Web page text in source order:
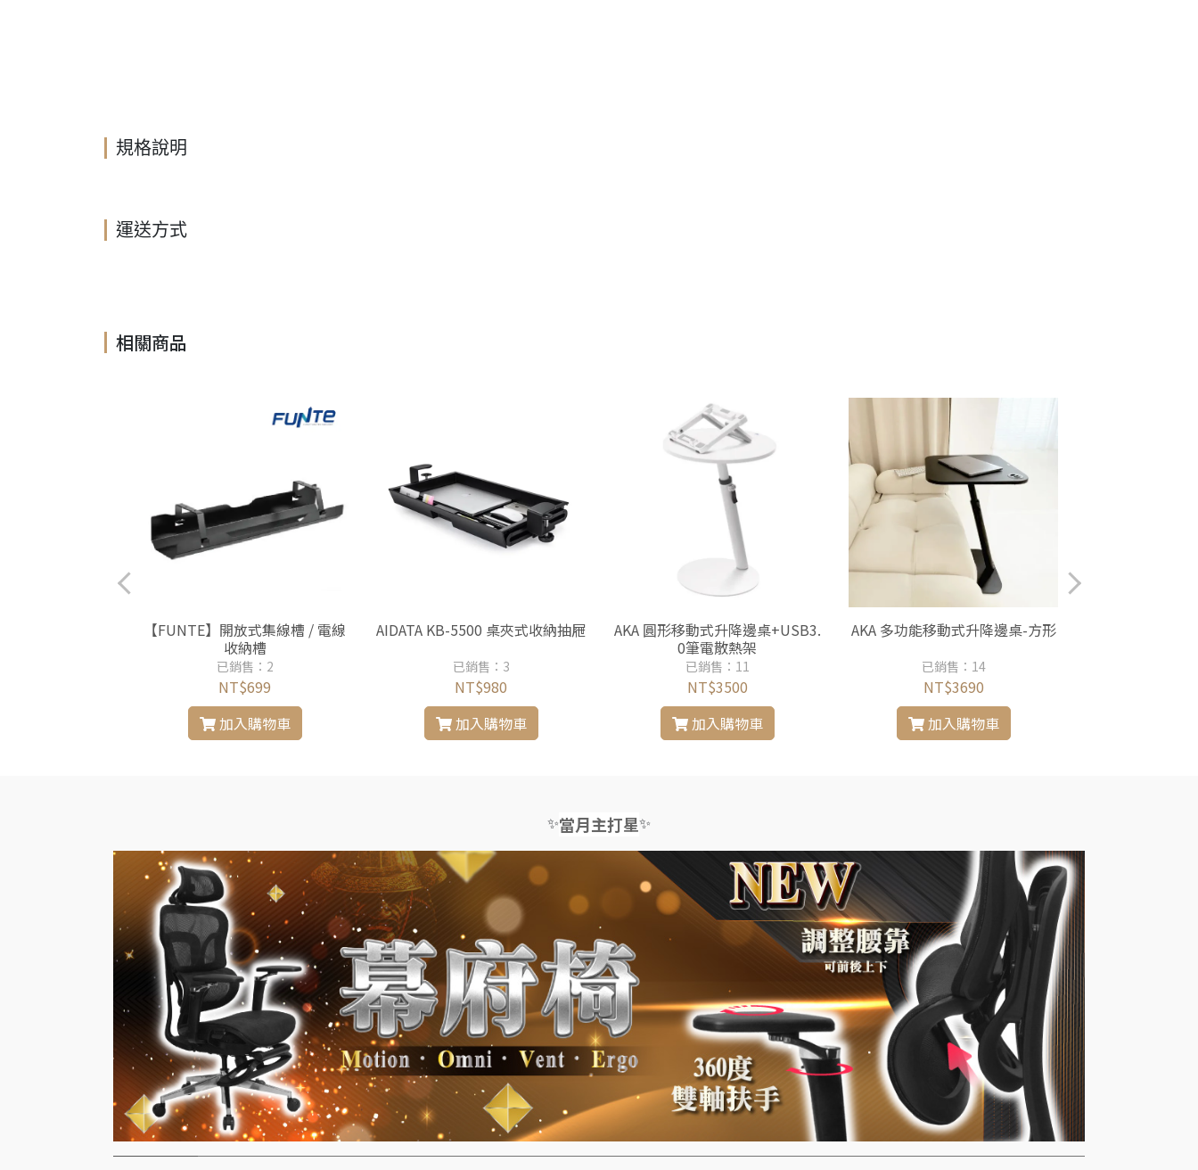
規格說明
運送方式
相關商品
【FUNTE】開放式集線槽 / 電線
收納槽
已銷售：2
NT$699
加入購物車
AIDATA KB-5500 桌夾式收納抽屜
已銷售：3
NT$980
加入購物車
AKA 圓形移動式升降邊桌+USB3.
0筆電散熱架
已銷售：11
NT$3500
加入購物車
AKA 多功能移動式升降邊桌-方形
已銷售：14
NT$3690
加入購物車
✨當月主打星✨